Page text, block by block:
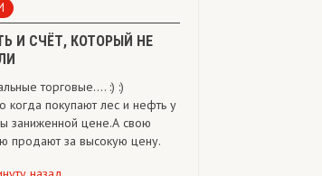
И СЧЁТ, КОТОРЫЙ НЕ
торговые.... :) :)
когда покупают лес и нефть у
заниженной цене.А свою
продают за высокую цену.